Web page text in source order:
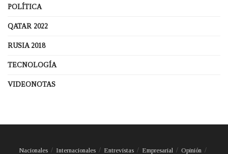
POLÍTICA
QATAR 2022
RUSIA 2018
TECNOLOGÍA
VIDEONOTAS
Nacionales Internacionales Entrevistas Empresarial Opinión